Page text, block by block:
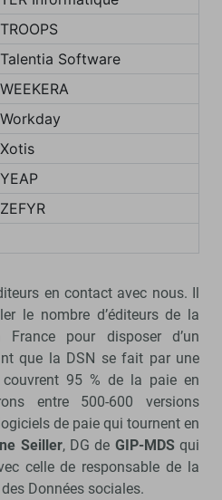
TROOPS
Talentia Software
WEEKERA
Workday
Xotis
YEAP
ZEFYR
en contact avec nous. Il
le nombre d’éditeurs de la
pour disposer d’un
que la DSN se fait par une
couvrent 95 % de la paie en
entre 500-600 versions
de paie qui tournent en
Seiller, DG de GIP-MDSqui
celle de responsable de la
Données sociales.